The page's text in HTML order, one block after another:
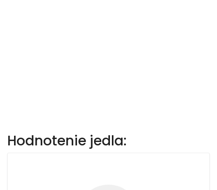
Hodnotenie jedla: